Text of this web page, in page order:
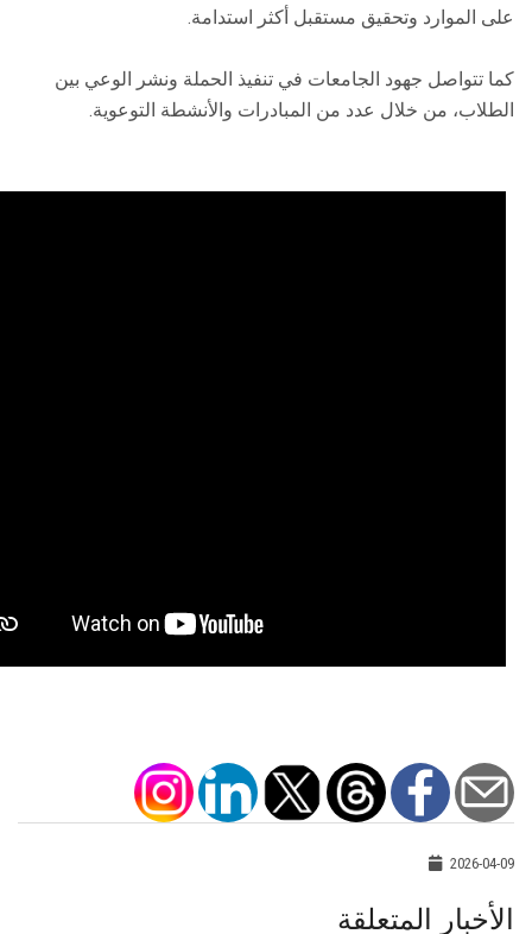
على الموارد وتحقيق مستقبل أكثر استدامة.
كما تتواصل جهود الجامعات في تنفيذ الحملة ونشر الوعي بين
الطلاب، من خلال عدد من المبادرات والأنشطة التوعوية.
2026-04-09
الأخبار المتعلقة